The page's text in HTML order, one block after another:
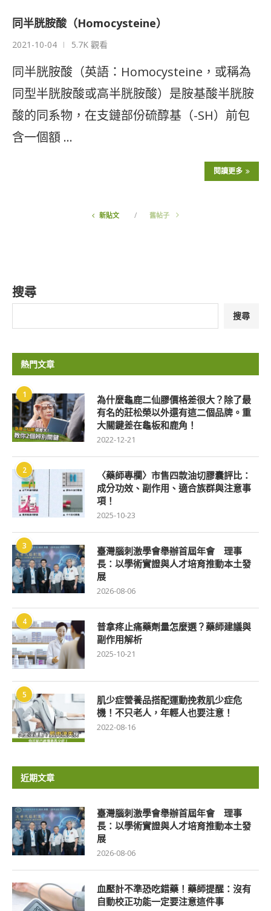
同半胱胺酸（Homocysteine）
2021-10-04 5.7K 觀看
同半胱胺酸（英語：Homocysteine，或稱為
同型半胱胺酸或高半胱胺酸）是胺基酸半胱胺
酸的同系物，在支鏈部份硫醇基（-SH）前包
含一個額 …
閱讀更多
新貼文 舊帖子
搜尋
搜尋
熱門文章
1
為什麼龜鹿二仙膠價格差很大？除了最
有名的莊松榮以外還有這二個品牌。重
大關鍵差在龜板和鹿角！
2022-12-21
2
〈藥師專欄〉市售四款油切膠囊評比：
成分功效、副作用、適合族群與注意事
項！
2025-10-23
3
臺灣腦刺激學會舉辦首屆年會 理事
長：以學術實證與人才培育推動本土發
展
2026-08-06
4
普拿疼止痛藥劑量怎麼選？藥師建議與
副作用解析
2025-10-21
5
肌少症營養品搭配運動挽救肌少症危
機！不只老人，年輕人也要注意！
2022-08-16
近期文章
臺灣腦刺激學會舉辦首屆年會 理事
長：以學術實證與人才培育推動本土發
展
2026-08-06
血壓計不準恐吃錯藥！藥師提醒：沒有
自動校正功能一定要注意這件事